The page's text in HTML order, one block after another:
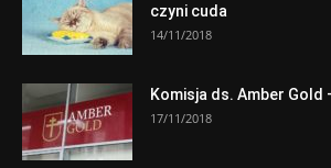
czyni cuda
14/11/2018
Komisja ds. Amber Gold
17/11/2018